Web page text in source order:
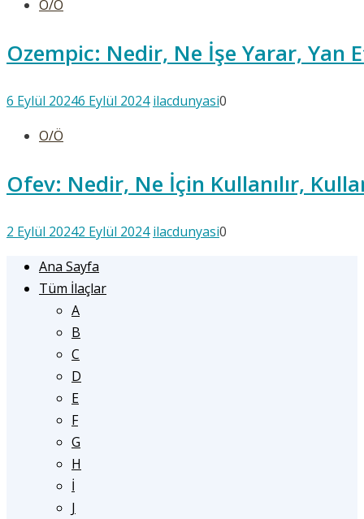
O/Ö
Ozempic: Nedir, Ne İşe Yarar, Yan
6 Eylül 20246 Eylül 2024 ilacdunyasi0
O/Ö
Ofev: Nedir, Ne İçin Kullanılır,
2 Eylül 20242 Eylül 2024 ilacdunyasi0
Ana Sayfa
Tüm İlaçlar
A
B
C
D
E
F
G
H
İ
J